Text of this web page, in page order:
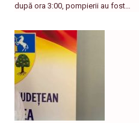
după ora 3:00, pompierii au fost…